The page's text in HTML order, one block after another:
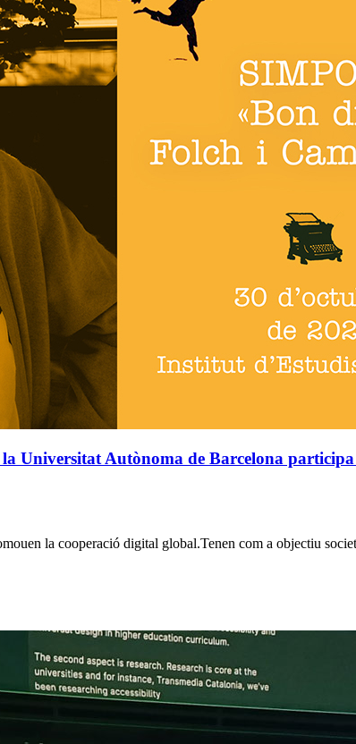
Universitat Autònoma de Barcelona
la cooperació digital global.Tenen com a objectiu